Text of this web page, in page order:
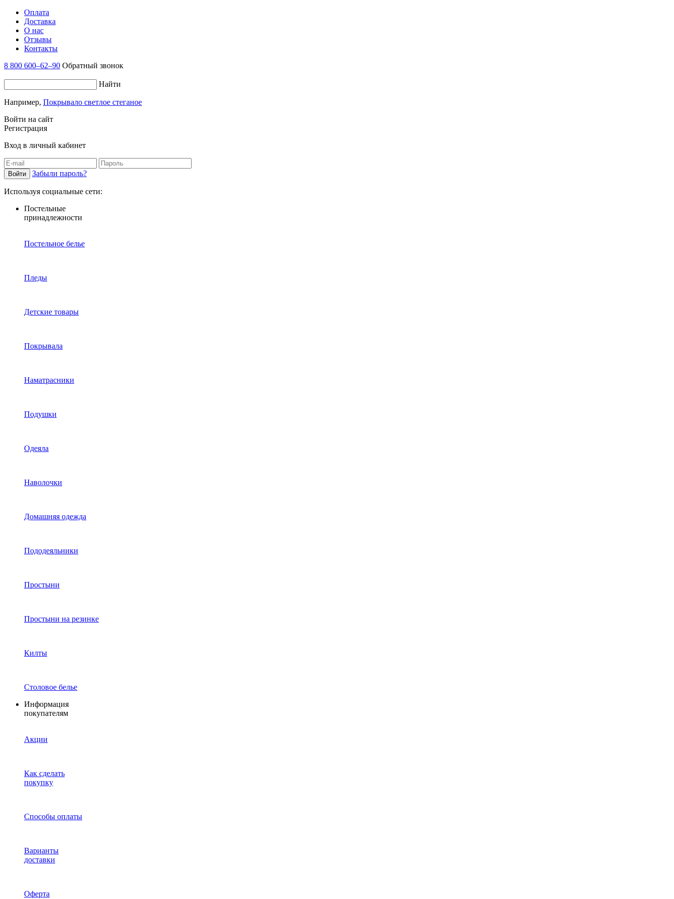
Оплата
Доставка
О нас
Отзывы
Контакты
8 800 600–62–90 Обратный звонок
Найти
Например, Покрывало светлое стеганое
Войти на сайт
Регистрация
Вход в личный кабинет
Забыли пароль?
Используя социальные сети:
Постельные
принадлежности
Постельное белье
Пледы
Детские товары
Покрывала
Наматрасники
Подушки
Одеяла
Наволочки
Домашняя одежда
Пододеяльники
Простыни
Простыни на резинке
Килты
Столовое белье
Информация
покупателям
Акции
Как сделать
покупку
Способы оплаты
Варианты
доставки
Оферта